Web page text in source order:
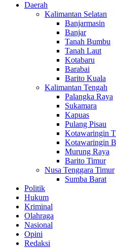
Daerah
Kalimantan Selatan
Banjarmasin
Banjar
Tanah Bumbu
Tanah Laut
Kotabaru
Barabai
Barito Kuala
Kalimantan Tengah
Palangka Raya
Sukamara
Kapuas
Pulang Pisau
Kotawaringin
Kotawaringin
Murung Raya
Barito Timur
Nusa Tenggara Timur
Sumba Barat
Politik
Hukum
Kriminal
Olahraga
Nasional
Opini
Redaksi